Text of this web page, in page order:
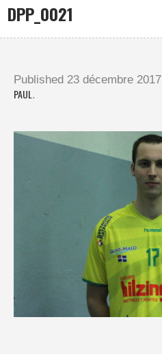
DPP_0021
Published 23 décembre 2017
PAUL .